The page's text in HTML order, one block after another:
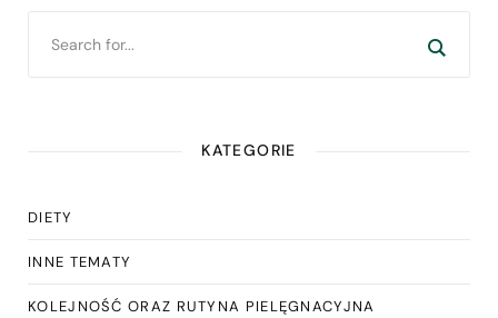
KATEGORIE
DIETY
INNE TEMATY
KOLEJNOŚĆ ORAZ RUTYNA PIELĘGNACYJNA